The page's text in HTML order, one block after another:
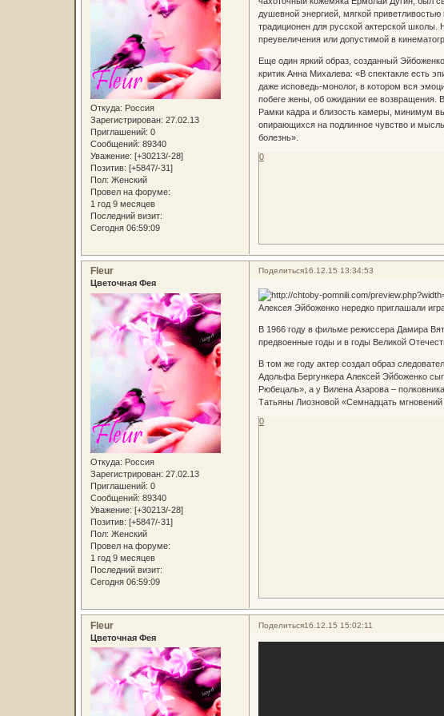
Откуда: Россия
Зарегистрирован: 27.02.13
Приглашений: 0
Сообщений: 89340
Уважение: [+30213/-28]
Позитив: [+5847/-31]
Пол: Женский
Провел на форуме:
1 год 9 месяцев
Последний визит:
Сегодня 06:59:09
душевной энергией, мягкой
традиционен для русской актерской школы.
преувеличения или допустимой в
Еще один яркий образ, созданный
критик Анна Михалева: «В спектакле есть
даже исповедь-монолог, в котором вся
побеге жены, об ожидании ее возвращения.
Рамки кадра и близость камеры, минимум
опирающихся на подлинное чувство и
болезнь».
0
Поделиться16.12.15 13:34:53
Fleur
Цветочная Фея
Откуда: Россия
Зарегистрирован: 27.02.13
Приглашений: 0
Сообщений: 89340
Уважение: [+30213/-28]
Позитив: [+5847/-31]
Пол: Женский
Провел на форуме:
1 год 9 месяцев
Последний визит:
Сегодня 06:59:09
Алексея Эйбоженко нередко приглашали
В 1966 году в фильме режиссера Дамира
предвоенные годы и в годы Великой
В том же году актер создал образ
Адольфа Бергункера Алексей Эйбоженко
Рюбецаль», а у Вилена Азарова –
Татьяны Лиозновой «Семнадцать
0
Поделиться16.12.15 15:02:11
Fleur
Цветочная Фея